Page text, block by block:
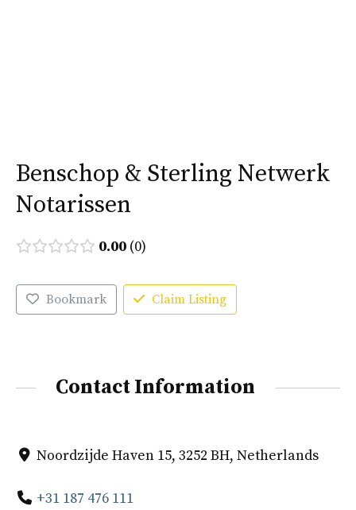
Benschop & Sterling Netwerk
Notarissen
0.00 0
Bookmark Claim Listing
Contact Information
Noordzijde Haven 15, 3252 BH, Netherlands
+31 187 476 111